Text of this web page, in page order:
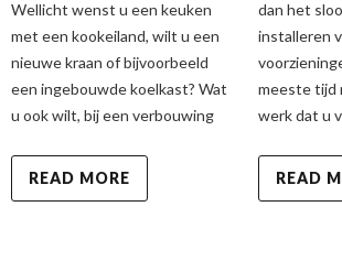
Wellicht wenst u een keuken
met een kookeiland, wilt u een
nieuwe kraan of bijvoorbeeld
een ingebouwde koelkast? Wat
u ook wilt, bij een verbouwing
READ MORE
dan het
installeren
meeste tijd
werk dat u
READ